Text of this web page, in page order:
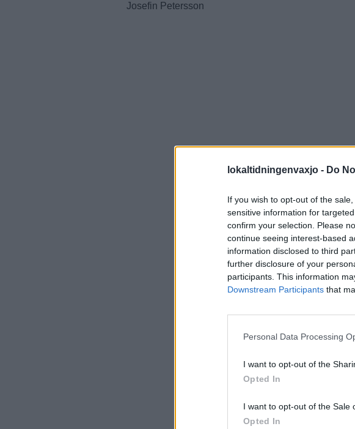
lokaltidningenvaxjo - Do
If you wish to opt-out of the
sensitive information for
confirm your selection. Please
continue seeing interest-based
information disclosed to third
further disclosure of your
participants. This information
Downstream Participants that
Personal Data Processing
I want to opt-out of the
Opted In
I want to opt-out of the Sale
Opted In
Josefin Petersson